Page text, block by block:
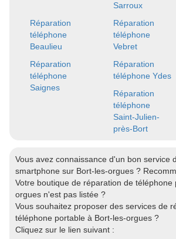
Sarroux
Réparation
téléphone
Beaulieu
Réparation
téléphone
Vebret
Réparation
téléphone
Saignes
Réparation
téléphone Ydes
Réparation
téléphone
Saint-Julien-
près-Bort
Vous avez connaissance d'un bon service
smartphone sur Bort-les-orgues ?
Votre boutique de réparation de téléphone
orgues n'est pas listée ?
Vous souhaitez proposer des services de
téléphone portable à Bort-les-orgues ?
Cliquez sur le lien suivant :